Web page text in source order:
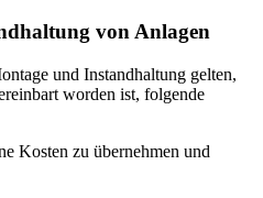
von Anlagen
und Instandhaltung gelten,
worden ist, folgende
Kosten zu übernehmen und